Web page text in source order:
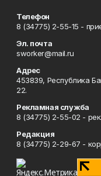
Телефон
8 (34775) 2-55-15 -
Эл. почта
sworker@mail.ru
Адрес
453839, Республика
22.
Рекламная служба
8 (34775) 2-55-02 -
Редакция
8 (34775) 2-29-67 -